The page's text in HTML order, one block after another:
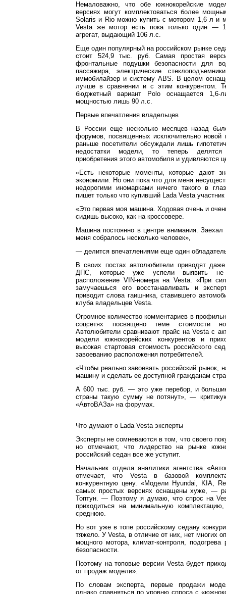
Немаловажно, что обе южнокорейские
версиях могут комплектоваться более
Solaris и Rio можно купить с мотором 1,6 л и
Vesta же мотор есть пока только один —
агрегат, выдающий 106 л.с.
Еще один популярный на российском рынке
стоит 524,9 тыс. руб. Самая простая
фронтальные подушки безопасности для
пассажира, электрические
иммобилайзер и систему ABS. В целом
лучше в сравнении и с этим конкурентом.
бюджетный вариант Polo оснащается 1,6-
мощностью лишь 90 л.с.
Первые впечатления владельцев
В России еще несколько месяцев назад
форумов, посвященных исключительно
раньше посетители обсуждали лишь
недостатки модели, то теперь делятся
приобретения этого автомобиля и удивляются
«Есть некоторые моменты, которые дают
экономили. Но они пока что для меня
недорогими иномарками ничего такого в
пишет только что купивший Lada Vesta
«Это первая моя машина. Ходовая очень и
сидишь высоко, как на кроссовере.
Машина постоянно в центре внимания.
меня собралось несколько человек»,
— делится впечатлениями еще один
В своих постах автолюбители приводят
ДПС, которые уже успели выявить не
расположение VIN-номера на Vesta. «При
замучаешься его восстанавливать и
приводит слова гаишника, ставившего
клуба владельцев Vesta.
Огромное количество комментариев в
соцсетях посвящено теме стоимости
Автолюбители сравнивают прайс на Vesta с
модели южнокорейских конкурентов и
высокая стартовая стоимость российского
завоеванию расположения потребителей.
«Чтобы реально завоевать российский рынок,
машину и сделать ее доступной гражданам
А 600 тыс. руб. — это уже перебор, и
страны такую сумму не потянут», —
«АвтоВАЗа» на форумах.
Что думают о Lada Vesta эксперты
Эксперты не сомневаются в том, что своего
но отмечают, что лидерство на рынке
российский седан все же уступит.
Начальник отдела аналитики агентства
отмечает, что Vesta в базовой
конкурентную цену. «Модели Hyundai, KIA,
самых простых версиях оснащены хуже, —
Топтун. — Поэтому я думаю, что спрос на
приходиться на минимальную
среднюю.
Но вот уже в топе российскому седану
тяжело. У Vesta, в отличие от них, нет многих
мощного мотора, климат-контроля,
безопасности.
Поэтому на топовые версии Vesta будет
от продаж модели».
По словам эксперта, первые продажи
однако сравняться по уровню спроса с